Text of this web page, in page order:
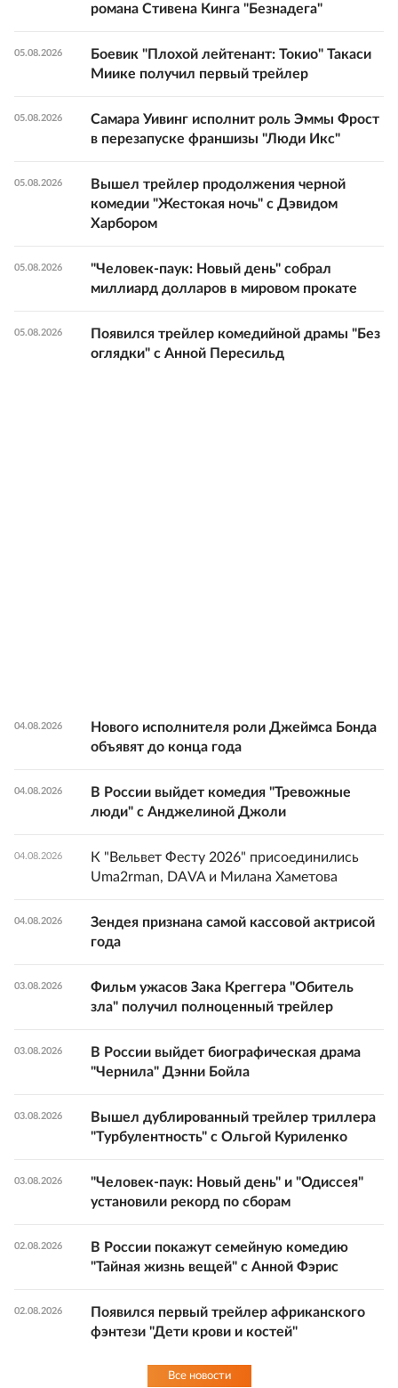
романа Стивена Кинга "Безнадега"
05.08.2026
Боевик "Плохой лейтенант: Токио" Такаси
Миике получил первый трейлер
05.08.2026
Самара Уивинг исполнит роль Эммы Фрост
в перезапуске франшизы "Люди Икс"
05.08.2026
Вышел трейлер продолжения черной
комедии "Жестокая ночь" с Дэвидом
Харбором
05.08.2026
"Человек-паук: Новый день" собрал
миллиард долларов в мировом прокате
05.08.2026
Появился трейлер комедийной драмы "Без
оглядки" с Анной Пересильд
04.08.2026
Нового исполнителя роли Джеймса Бонда
объявят до конца года
04.08.2026
В России выйдет комедия "Тревожные
люди" с Анджелиной Джоли
04.08.2026
К "Вельвет Фесту 2026" присоединились
Uma2rman, DAVA и Милана Хаметова
04.08.2026
Зендея признана самой кассовой актрисой
года
03.08.2026
Фильм ужасов Зака Креггера "Обитель
зла" получил полноценный трейлер
03.08.2026
В России выйдет биографическая драма
"Чернила" Дэнни Бойла
03.08.2026
Вышел дублированный трейлер триллера
"Турбулентность" с Ольгой Куриленко
03.08.2026
"Человек-паук: Новый день" и "Одиссея"
установили рекорд по сборам
02.08.2026
В России покажут семейную комедию
"Тайная жизнь вещей" с Анной Фэрис
02.08.2026
Появился первый трейлер африканского
фэнтези "Дети крови и костей"
Все новости